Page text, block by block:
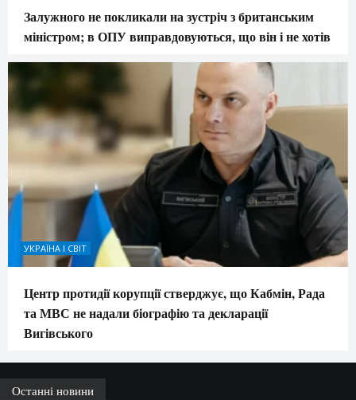
Залужного не покликали на зустріч з британським
міністром; в ОПУ виправдовуються, що він і не хотів
УКРАЇНА І СВІТ
Центр протидії корупції стверджує, що Кабмін, Рада
та МВС не надали біографію та декларації
Вигівського
Останні новини